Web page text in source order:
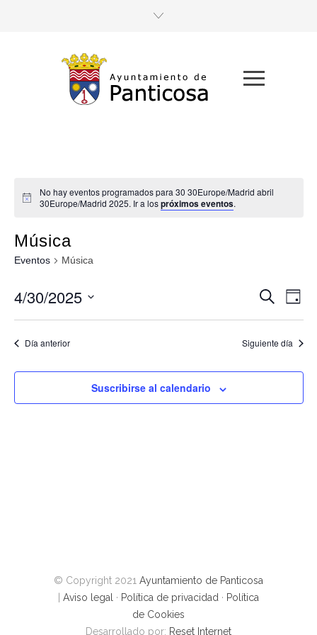
No hay eventos programados para 30 30Europe/Madrid abril
30Europe/Madrid 2025. Ir a lospróximos eventos.
Música
Eventos Música
de
Buscar
de
Día
4/30/2025
fecha.
Día anterior Siguiente día
Suscribirse al calendario
© Copyright 2021 Ayuntamiento de Panticosa
Aviso legal · Política de privacidad · Política
de Cookies
Desarrollado por: Reset Internet